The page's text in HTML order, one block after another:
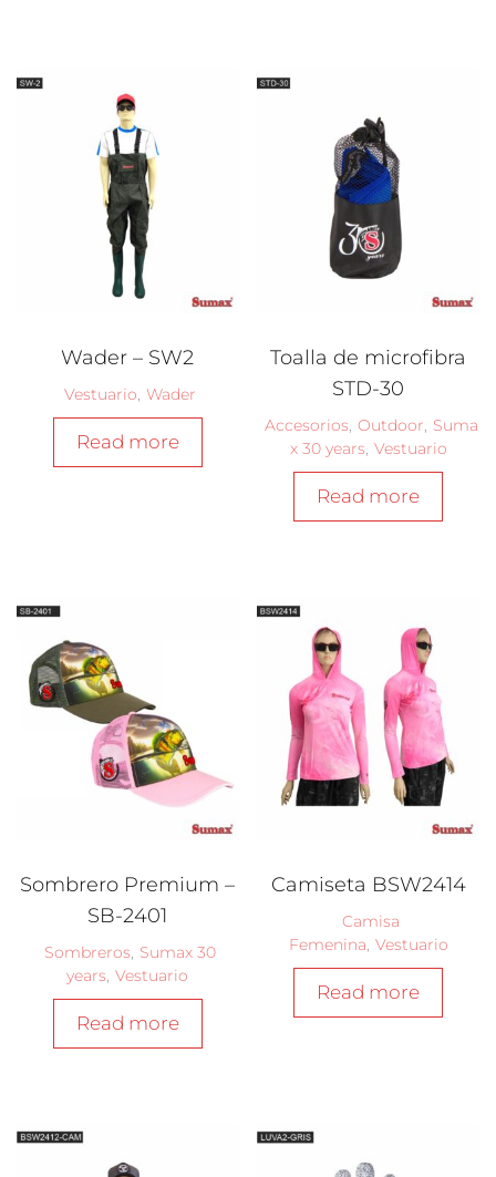
Wader – SW2
Vestuario Wader
Read more
Toalla de microfibra
STD-30
Accesorios Outdoor
Suma
x 30 years Vestuario
Read more
Sombrero Premium –
SB-2401
Sombreros
Sumax 30
years Vestuario
Read more
Camiseta BSW2414
Camisa
Femenina Vestuario
Read more